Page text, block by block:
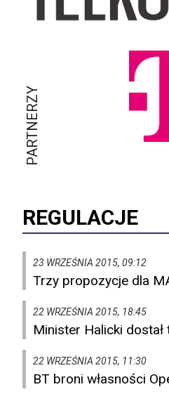
PARTNERZY
REGULACJE
23 WRZEŚNIA 2015, 09:12
Trzy propozycje dla
22 WRZEŚNIA 2015, 18:45
Minister Halicki
22 WRZEŚNIA 2015, 11:30
BT broni własności